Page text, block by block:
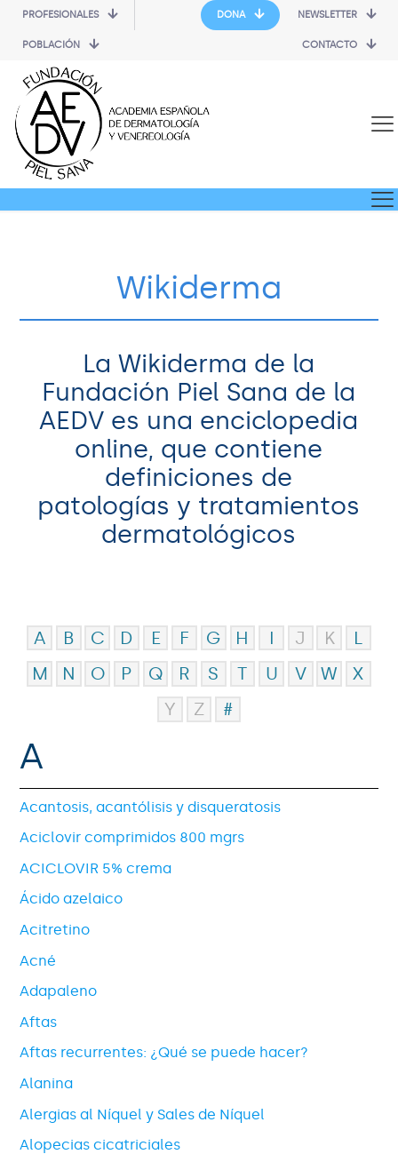
PROFESIONALES
POBLACIÓN
DONA NEWSLETTER
CONTACTO
Wikiderma
La Wikiderma de la
Fundación Piel Sana de la
AEDV es una enciclopedia
online, que contiene
definiciones de
patologías y tratamientos
dermatológicos
A B C D E F G H I J K
L
M
N O P Q R S T U V W
X
Y
Z #
A
Acantosis, acantólisis y disqueratosis
Aciclovir comprimidos 800 mgrs
ACICLOVIR 5% crema
Ácido azelaico
Acitretino
Acné
Adapaleno
Aftas
Aftas recurrentes: ¿Qué se puede hacer?
Alanina
Alergias al Níquel y Sales de Níquel
Alopecias cicatriciales